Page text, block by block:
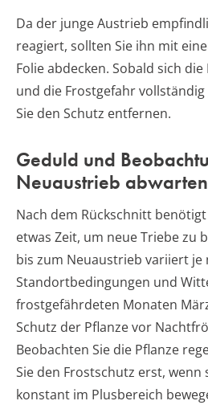
Da der junge Austrieb
reagiert, sollten Sie ihn mit
Folie abdecken. Sobald sich
und die Frostgefahr
Sie den Schutz entfernen.
Geduld und
Neuaustrieb abwarten
Nach dem Rückschnitt
etwas Zeit, um neue Triebe zu
bis zum Neuaustrieb variiert je
Standortbedingungen und
frostgefährdeten Monaten
Schutz der Pflanze vor
Beobachten Sie die Pflanze
Sie den Frostschutz erst,
konstant im Plusbereich